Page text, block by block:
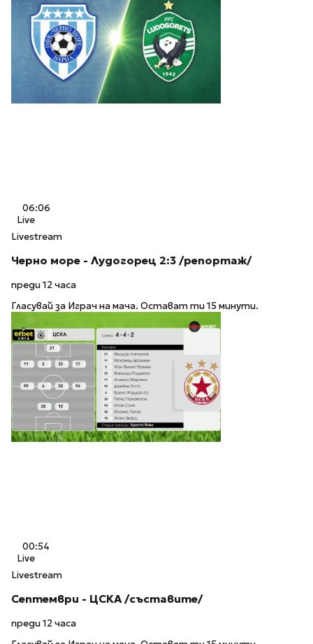
06:06
Live
Livestream
Черно море - Лудогорец 2:3 /репортаж/
преди 12 часа
Гласувай за Играч на мача. Остават ти 15 минути.
00:54
Live
Livestream
Септември - ЦСКА /съставите/
преди 12 часа